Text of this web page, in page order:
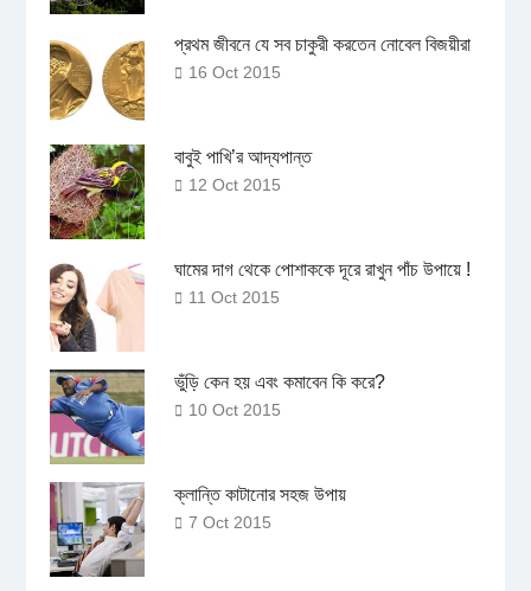
প্রথম জীবনে যে সব চাকুরী করতেন নোবেল বিজয়ীরা
16 Oct 2015
বাবুই পাখি’র আদ্যপান্ত
12 Oct 2015
ঘামের দাগ থেকে পোশাককে দূরে রাখুন পাঁচ উপায়ে !
11 Oct 2015
ভুঁড়ি কেন হয় এবং কমাবেন কি করে?
10 Oct 2015
ক্লান্তি কাটানোর সহজ উপায়
7 Oct 2015